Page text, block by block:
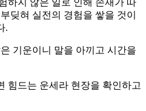
하지 않은 일로 인해 손재가 따
딪혀 실전의 경험을 쌓을 것이
.
기운이니 말을 아끼고 시간을
힘드는 운세라 현장을 확인하고